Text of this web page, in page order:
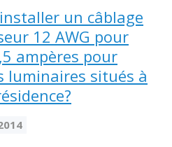
un câblage
12 AWG pour
ampères pour
luminaires situés à